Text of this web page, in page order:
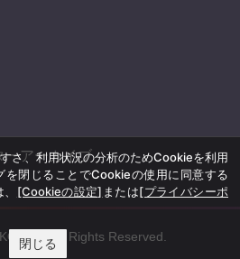
ーアーカイブ
All Rights Reserved.
さ、利用状況の分析のためCookieを利用
を閉じることでCookieの使用に同意する
[Cookieの設定] または[プライバシーポ
閉じる